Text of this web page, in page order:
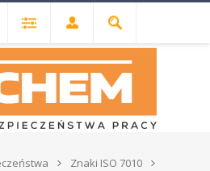
Znaki ISO 7010